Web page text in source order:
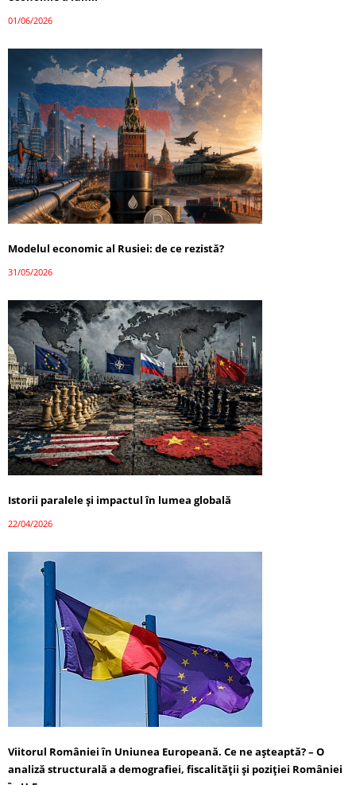
01/06/2026
Modelul economic al Rusiei: de ce rezistă?
31/05/2026
Istorii paralele și impactul în lumea globală
22/04/2026
Viitorul României în Uniunea Europeană. Ce ne așteaptă? – O
analiză structurală a demografiei, fiscalității și poziției României